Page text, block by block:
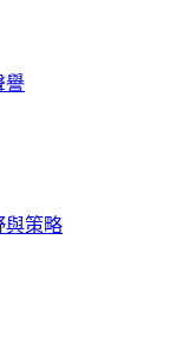
譽
與策略